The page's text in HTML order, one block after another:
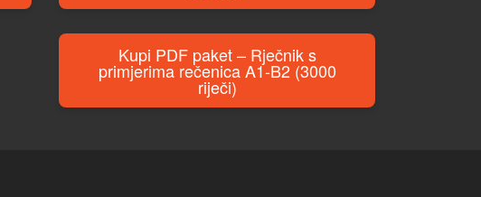
Kupi PDF paket – Rječnik s
primjerima rečenica A1-B2 (3000
riječi)